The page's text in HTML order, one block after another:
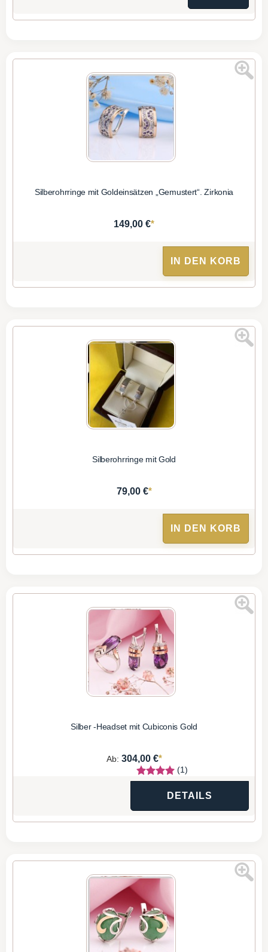
Silberohrringe mit Goldeinsätzen „Gemustert“. Zirkonia
149,00 €*
IN DEN KORB
Silberohrringe mit Gold
79,00 €*
IN DEN KORB
Silber -Headset mit Cubiconis Gold
Ab: 304,00 €*
(1)
DETAILS